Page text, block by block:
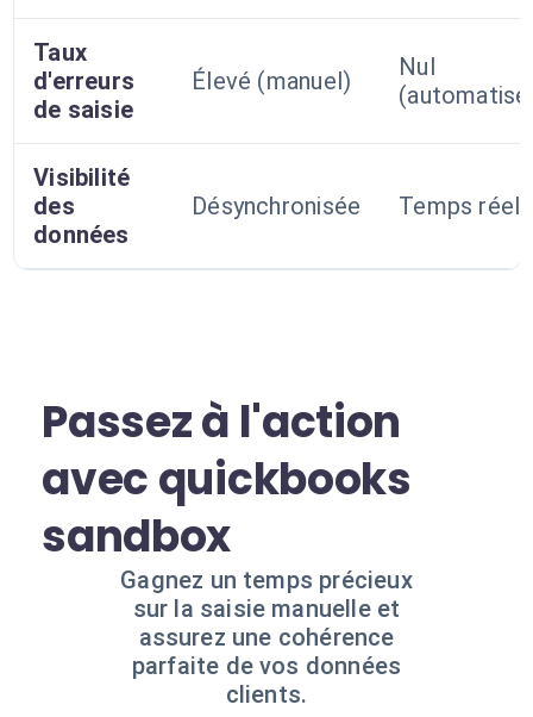
Taux
d'erreurs
de saisie
Élevé (manuel)
Nul
Visibilité
des
données
Désynchronisée Temps réel
Passez à l'action
avec quickbooks
sandbox
Gagnez un temps précieux
sur la saisie manuelle et
assurez une cohérence
parfaite de vos données
clients.